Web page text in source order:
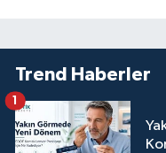
Trend Haberler
1